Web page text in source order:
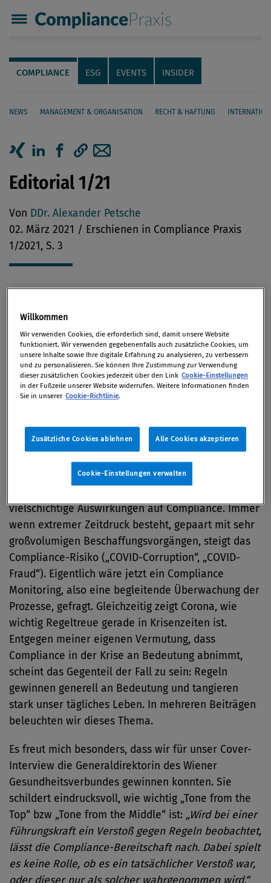
Compliance Praxis
Servicenavigation
Navigation
COMPLIANCE ESG EVENTS INSIDER
NEWS MANAGEMENT & ORGANISATION RECHT & HAFTUNG
Seiteninhalt
Artikel auf Xing teilen
Artikel auf linkedIn teilen
Artikel auf Facebook teilen
Artikellink kopieren
Artikel per Mail teilen
Editorial 1/21
Von DDr. Alexander Petsche
02. März 2021 / Erschienen in Compliance Praxis
1/2021, S. 3
Österreich ist im Corruption Perception Index (CPI)
abgerutscht und liegt im Mittelfeld der
europäischen Staaten. Diskussionen, wie die gerade
öffentlich geführten, werden diese Perzeption nicht
verbessern. Gleichzeitig zeigt sich, wie wichtig die
der Prinzipien der Gewaltenteilung. Wir fragen
Compliance-Experten, welche Bedeutung der CPI für
vielschichtige Auswirkungen auf Compliance. Immer
wenn extremer Zeitdruck besteht, gepaart mit sehr
großvolumigen Beschaffungsvorgängen, steigt das
Compliance-Risiko („COVID-Corruption“, „COVID-
Fraud“). Eigentlich wäre jetzt ein Compliance
Monitoring, also eine begleitende Überwachung der
Prozesse, gefragt. Gleichzeitig zeigt Corona, wie
wichtig Regeltreue gerade in Krisenzeiten ist.
Entgegen meiner eigenen Vermutung, dass
Compliance in der Krise an Bedeutung abnimmt,
scheint das Gegenteil der Fall zu sein: Regeln
gewinnen generell an Bedeutung und tangieren
stark unser tägliches Leben. In mehreren Beiträgen
beleuchten wir dieses Thema.
Es freut mich besonders, dass wir für unser Cover-
Interview die Generaldirektorin des Wiener
Gesundheitsverbundes gewinnen konnten. Sie
schildert eindrucksvoll, wie wichtig „Tone from the
Top“ bzw „Tone from the Middle“ ist: „Wird bei einer
Führungskraft ein Verstoß gegen Regeln beobachtet,
lässt die Compliance-Bereitschaft nach. Dabei spielt
es keine Rolle, ob es ein tatsächlicher Verstoß war,
oder dieser nur als solcher wahrgenommen wird.“
Willkommen
Wir verwenden Cookies, die erforderlich sind, damit unsere Website
funktioniert. Wir verwenden gegebenenfalls auch zusätzliche Cookies, um
unsere Inhalte sowie Ihre digitale Erfahrung zu analysieren, zu verbessern
und zu personalisieren. Sie können Ihre Zustimmung zur Verwendung
dieser zusätzlichen Cookies jederzeit über den Link Cookie-Einstellungen
in der Fußzeile unserer Website widerrufen. Weitere Informationen finden
Sie in unserer Cookie-Richtlinie.
Zusätzliche Cookies ablehnen Alle Cookies akzeptieren
Cookie-Einstellungen verwalten